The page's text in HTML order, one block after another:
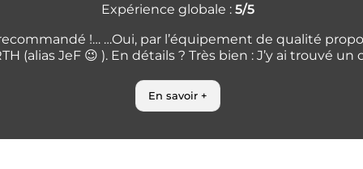
Expérience globale : 5/5
!… …Oui, par l’équipement de qualité
(alias JeF 😉 ). En détails ? Très bien : J’y ai trouvé un
En savoir +